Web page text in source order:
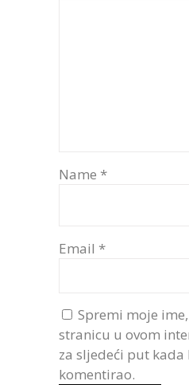
Name *
Email *
Spremi moje
stranicu u ovom
za sljedeći put
komentirao.